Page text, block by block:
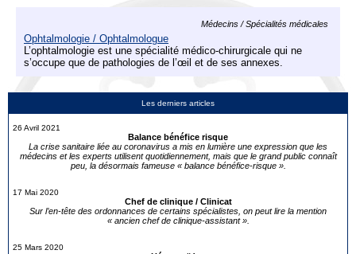
Les derniers articles
26 Avril 2021
Balance bénéfice risque
La crise sanitaire liée au coronavirus a mis en lumière une expression que les
médecins et les experts utilisent quotidiennement, mais que le grand public connaît
peu, la désormais fameuse « balance bénéfice-risque ».
17 Mai 2020
Chef de clinique / Clinicat
Sur l’en-tête des ordonnances de certains spécialistes, on peut lire la mention
« ancien chef de clinique-assistant ».
25 Mars 2020
Médecins / Spécialités médicales
Ophtalmologie / Ophtalmologue
L’ophtalmologie est une spécialité médico-chirurgicale qui ne
s’occupe que de pathologies de l’œil et de ses annexes.